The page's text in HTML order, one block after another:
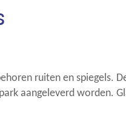
ruiten en spiegels.
aangeleverd worden.